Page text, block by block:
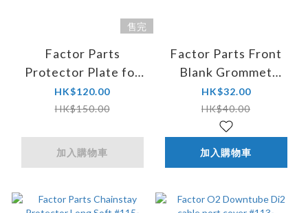
售完
Factor Parts
Protector Plate for
One V2 #115-
A343ASI-SL
HK$120.00
HK$150.00
加入購物車
Factor Parts Front
Blank Grommet
7x8mm #113-
A267BRZ-BK
HK$32.00
HK$40.00
加入購物車